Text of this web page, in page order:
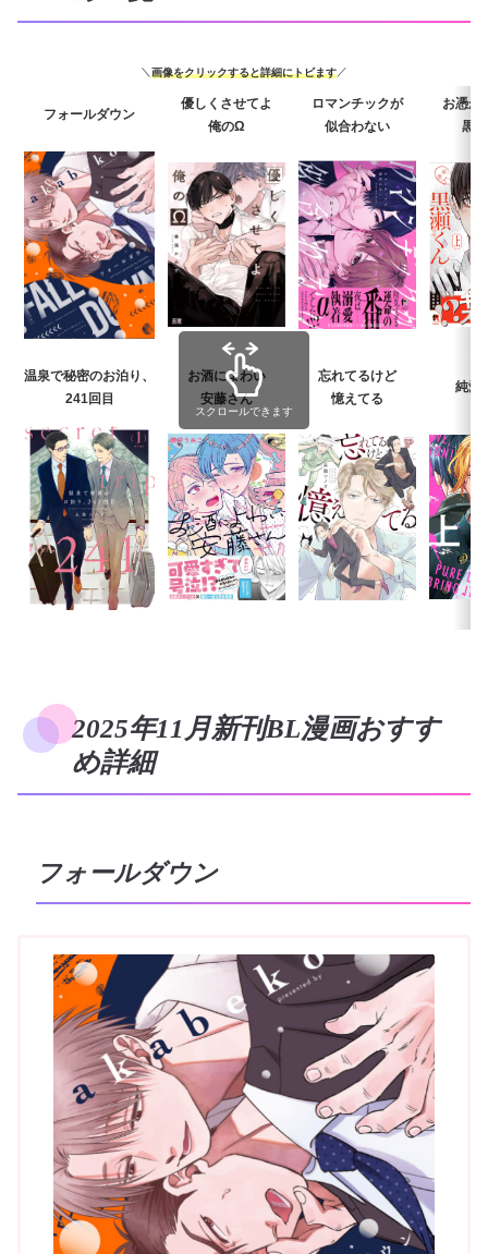
＼画像をクリックすると詳細にトビます／
フォールダウン
優しくさせてよ
俺のΩ
ロマンチックが
似合わない
お憑か
黒
温泉で秘密のお泊り、
241回目
お酒によわい
安藤さん
忘れてるけど
憶えてる
純愛
スクロールできます
2025年11月新刊BL漫画おすす
め詳細
フォールダウン